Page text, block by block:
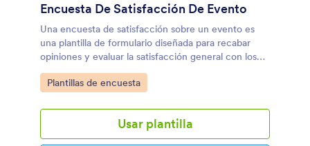
Encuesta De Satisfacción De Evento
Una encuesta de satisfacción sobre un evento es
una plantilla de formulario diseñada para recabar
opiniones y evaluar la satisfacción general con los
servicios del evento.
Go to Category:
Plantillas de encuesta
Usar plantilla